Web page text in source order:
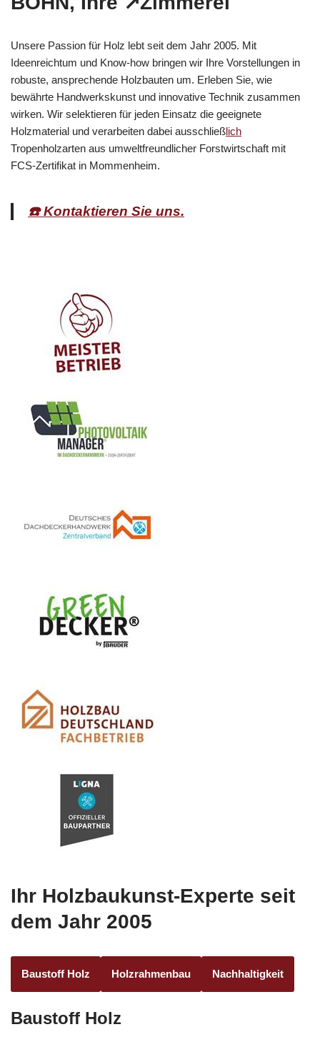
Unsere Passion für Holz lebt seit dem Jahr 2005. Mit
Ideenreichtum und Know-how bringen wir Ihre Vorstellungen in
robuste, ansprechende Holzbauten um. Erleben Sie, wie
bewährte Handwerkskunst und innovative Technik zusammen
wirken. Wir selektieren für jeden Einsatz die geeignete
Holzmaterial und verarbeiten dabei ausschließlich
Tropenholzarten aus umweltfreundlicher Forstwirtschaft mit
FCS-Zertifikat in Mommenheim.
☎️ Kontaktieren Sie uns.
Ihr Holzbaukunst-Experte seit
dem Jahr 2005
Baustoff Holz Holzrahmenbau Nachhaltigkeit
Baustoff Holz